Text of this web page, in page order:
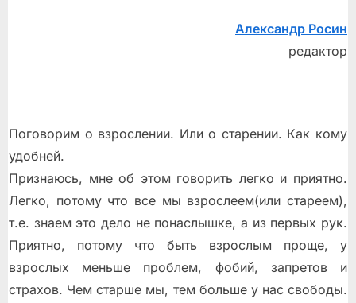
в
Александр Росин
редактор
Поговорим о взрослении. Или о старении. Как кому
удобней.
Признаюсь, мне об этом говорить легко и приятно.
Легко, потому что все мы взрослеем(или стареем),
т.е. знаем это дело не понаслышке, а из первых рук.
Приятно, потому что быть взрослым проще, у
взрослых меньше проблем, фобий, запретов и
страхов. Чем старше мы, тем больше у нас свободы.